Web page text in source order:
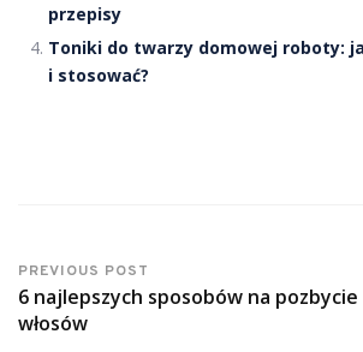
przepisy
Toniki do twarzy domowej roboty:
i stosować?
PREVIOUS POST
6 najlepszych sposobów na pozbycie
włosów